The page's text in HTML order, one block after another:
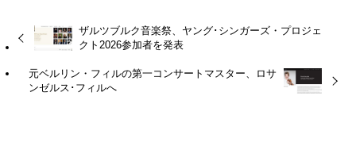
ザルツブルク音楽祭、ヤング･シンガーズ・プロジェ
クト2026参加者を発表
元ベルリン・フィルの第一コンサートマスター、ロサ
ンゼルス･フィルへ